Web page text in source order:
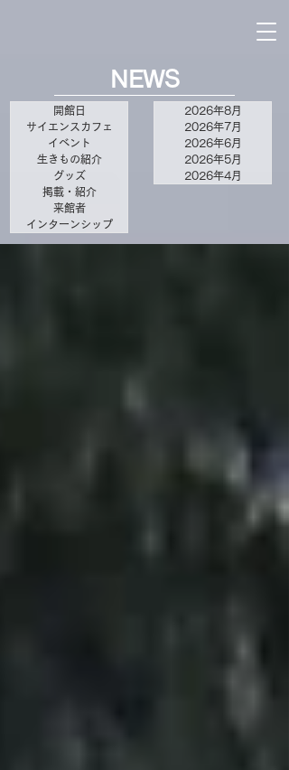
NEWS
開館日
サイエンスカフェ
イベント
生きもの紹介
グッズ
掲載・紹介
来館者
インターンシップ
2026年8月
2026年7月
2026年6月
2026年5月
2026年4月